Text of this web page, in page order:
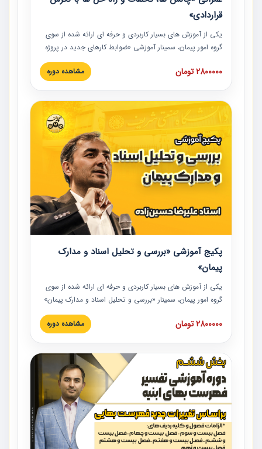
قراردادی»
یکی از آموزش‏‏‏‏‏‏ های بسیار کاربردی و حرفه‏ ای ارائه شده از سوی
گروه امور پیمان، سمینار آموزشی «ضوابط کارهای جدید در پروژه
های عمرانی» چالش ها، تخلفات و راه حل ها با نگرش قراردادی
است که در محل سندیکای شرکت های ساختمانی کشور ارائه شد.
مدارک پیمان به همراه تجربیات عملی ارائه شده است.
2800000 تومان مشاهده دوره
پکیج آموزشی «بررسی و تحلیل اسناد و مدارک
پیمان»
یکی از آموزش‏‏‏‏‏‏ های بسیار کاربردی و حرفه‏ ای ارائه شده از سوی
گروه امور پیمان، سمینار «بررسی و تحلیل اسناد و مدارک پیمان»
است که در دانشگاه صنعتی شریف ارائه شد. در این آموزش
نکات کلیدی مربوط به اسناد و مدارک پیمان، اولویت بندی اسناد
پیمان به همراه تجربیات عملی در این خصوص ارائه شده است.
2800000 تومان مشاهده دوره